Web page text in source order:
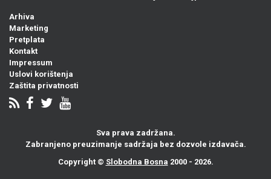
Arhiva
Marketing
Pretplata
Kontakt
Impressum
Uslovi korištenja
Zaštita privatnosti
Sva prava zadržana.
Zabranjeno preuzimanje sadržaja bez dozvole izdavača.
Copyright © Slobodna Bosna 2000 - 2026.